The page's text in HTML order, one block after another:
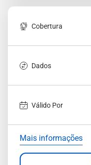
Cobertura
Dados
Válido Por
Mais informações